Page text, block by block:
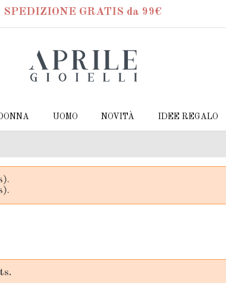
SPEDIZIONE GRATIS da 99€
UOMO NOVITÀ IDEE REGALO